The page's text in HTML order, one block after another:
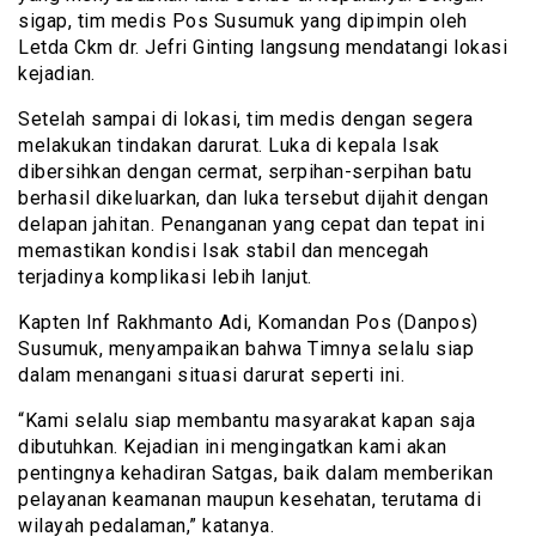
sigap, tim medis Pos Susumuk yang dipimpin oleh
Letda Ckm dr. Jefri Ginting langsung mendatangi lokasi
kejadian.
Setelah sampai di lokasi, tim medis dengan segera
melakukan tindakan darurat. Luka di kepala Isak
dibersihkan dengan cermat, serpihan-serpihan batu
berhasil dikeluarkan, dan luka tersebut dijahit dengan
delapan jahitan. Penanganan yang cepat dan tepat ini
memastikan kondisi Isak stabil dan mencegah
terjadinya komplikasi lebih lanjut.
Kapten Inf Rakhmanto Adi, Komandan Pos (Danpos)
Susumuk, menyampaikan bahwa Timnya selalu siap
dalam menangani situasi darurat seperti ini.
“Kami selalu siap membantu masyarakat kapan saja
dibutuhkan. Kejadian ini mengingatkan kami akan
pentingnya kehadiran Satgas, baik dalam memberikan
pelayanan keamanan maupun kesehatan, terutama di
wilayah pedalaman,” katanya.